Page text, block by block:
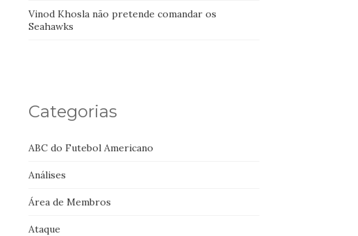
Vinod Khosla não pretende comandar os
Seahawks
Categorias
ABC do Futebol Americano
Análises
Área de Membros
Ataque